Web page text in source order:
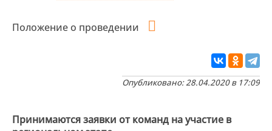
Положение о проведении
Опубликовано: 28.04.2020 в 17:09
Принимаются заявки от команд на участие в